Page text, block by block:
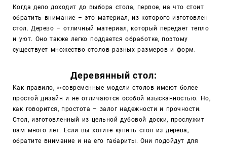
Когда дело доходит до выбора стола, первое, на что стоит
обратить внимание – это материал, из которого изготовлен
стол. Дерево – отличный материал, который передает тепло
и уют. Оно также легко поддается обработке, поэтому
существует множество столов разных размеров и форм.
Деревянный стол:
Как правило, ➳современные модели столов имеют более
простой дизайн и не отличаются особой изысканностью. Но,
как говорится, простота – залог надежности и прочности.
Стол, изготовленный из цельной дубовой доски, прослужит
вам много лет. Если вы хотите купить стол из дерева,
обратите внимание и на его габариты. Они подойдут для